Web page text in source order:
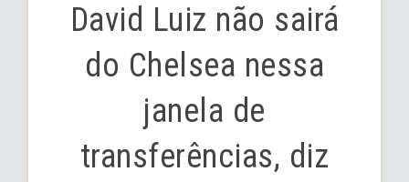
David Luiz não sairá
do Chelsea nessa
janela de
transferências, diz